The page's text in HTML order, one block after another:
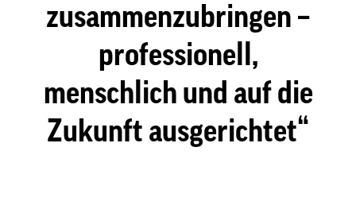
zusammenzubringen –
professionell,
menschlich und auf die
Zukunft ausgerichtet